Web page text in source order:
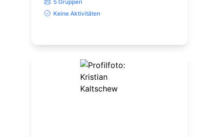
5 Gruppen
Keine Aktivitäten